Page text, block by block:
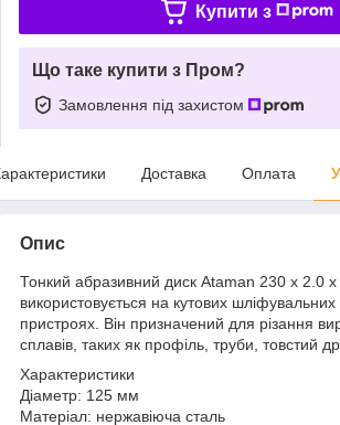
Купити з
Що таке купити з Пром?
Замовлення під захистом
Доставка Оплата
Опис
Тонкий абразивний диск Ataman 230 х 2.0
використовується на кутових
пристроях. Він призначений для різання
сплавів, таких як профіль, труби, товстий
Характеристики
Діаметр: 125 мм
Матеріал: нержавіюча сталь